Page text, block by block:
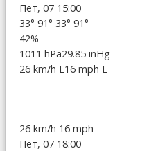
Пет, 07 15:00
33° 91° 33° 91°
42%
1011 hPa29.85 inHg
26 km/h E16 mph E
26 km/h 16 mph
Пет, 07 18:00